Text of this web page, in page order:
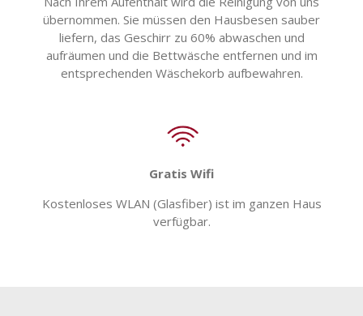
übernommen. Sie müssen den Hausbesen sauber
liefern, das Geschirr zu 60% abwaschen und
aufräumen und die Bettwäsche entfernen und im
entsprechenden Wäschekorb aufbewahren.
Gratis Wifi
Kostenloses WLAN (Glasfiber) ist im ganzen Haus
verfügbar.